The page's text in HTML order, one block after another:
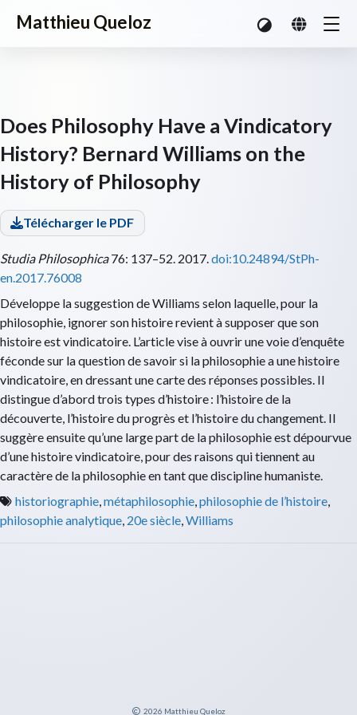
Matthieu Queloz
Does Philosophy Have a Vindicatory
History? Bernard Williams on the
History of Philosophy
Télécharger le PDF
Studia Philosophica76: 137–52. 2017. doi:10.24894/StPh-
en.2017.76008
Développe la suggestion de Williams selon laquelle, pour la
philosophie, ignorer son histoire revient à supposer que son
histoire est vindicatoire. L’article vise à ouvrir une voie d’enquête
féconde sur la question de savoir si la philosophie a une histoire
vindicatoire, en dressant une carte des réponses possibles. Il
distingue d’abord trois types d’histoire : l’histoire de la
découverte, l’histoire du progrès et l’histoire du changement. Il
suggère ensuite qu’une large part de la philosophie est dépourvue
d’une histoire vindicatoire, pour des raisons qui tiennent au
caractère de la philosophie en tant que discipline humaniste.
historiographie ,métaphilosophie ,philosophie de l’histoire
philosophie analytique 20e siècle Williams
2026 Matthieu Queloz